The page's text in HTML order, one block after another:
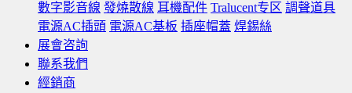
數字影音線 發燒散線 耳機配件 Tralucent专区 調聲道具
電源AC插頭 電源AC基板 插座帽蓋 焊錫絲
展會咨詢
聯系我們
經銷商